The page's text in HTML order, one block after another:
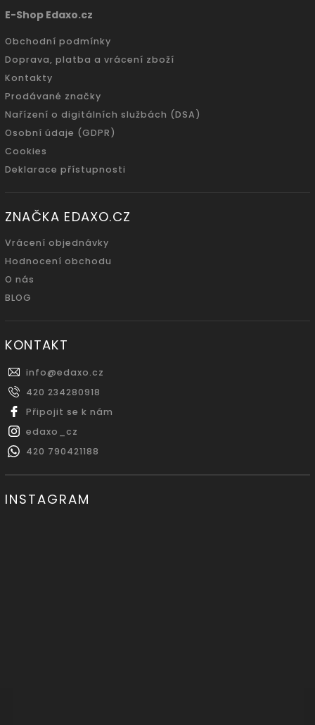
E-Shop Edaxo.cz
Obchodní podmínky
Doprava, platba a vrácení zboží
Kontakty
Prodávané značky
Nařízení o digitálních službách (DSA)
Osobní údaje (GDPR)
Cookies
Deklarace přístupnosti
ZNAČKA EDAXO.CZ
Vrácení objednávky
Hodnocení obchodu
O nás
BLOG
KONTAKT
info@edaxo.cz
420 234280918
Připojit se k nám
edaxo_cz
420 790421188
INSTAGRAM